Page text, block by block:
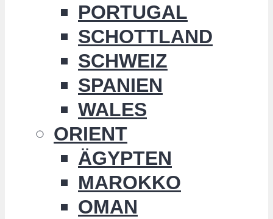
PORTUGAL
SCHOTTLAND
SCHWEIZ
SPANIEN
WALES
ORIENT
ÄGYPTEN
MAROKKO
OMAN